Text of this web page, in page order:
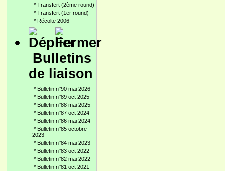
* Transfert (2ème round)
* Transfert (1er round)
* Récolte 2006
Bulletins
de liaison
* Bulletin n°90 mai 2026
* Bulletin n°89 oct 2025
* Bulletin n°88 mai 2025
* Bulletin n°87 oct 2024
* Bulletin n°86 mai 2024
* Bulletin n°85 octobre
2023
* Bulletin n°84 mai 2023
* Bulletin n°83 oct 2022
* Bulletin n°82 mai 2022
* Bulletin n°81 oct 2021